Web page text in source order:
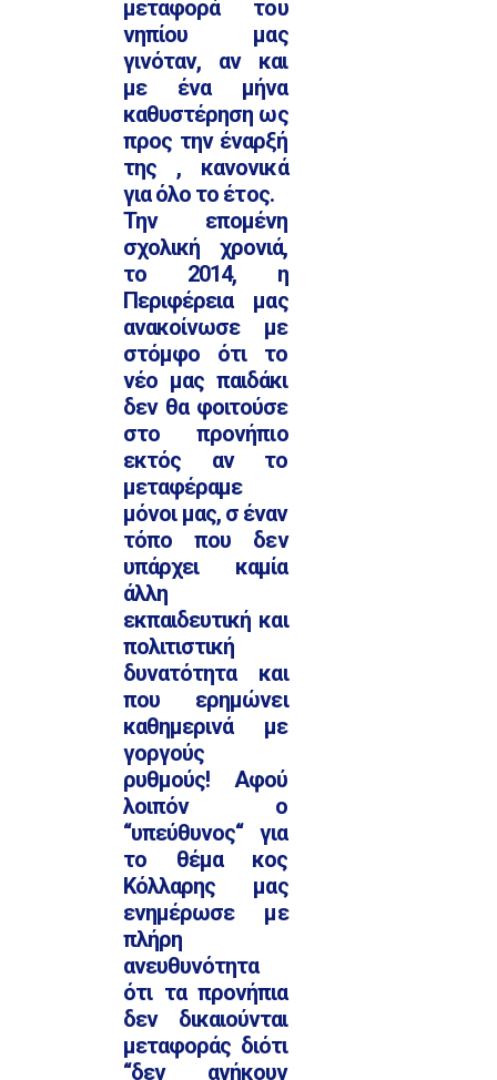
μεταφορά του
νηπίου μας
γινόταν, αν και
με ένα μήνα
καθυστέρηση ως
προς την έναρξή
της , κανονικά
για όλο το έτος.
Την επομένη
σχολική χρονιά,
το 2014, η
Περιφέρεια μας
ανακοίνωσε με
στόμφο ότι το
νέο μας παιδάκι
δεν θα φοιτούσε
στο προνήπιο
εκτός αν το
μεταφέραμε
μόνοι μας, σ έναν
τόπο που δεν
υπάρχει καμία
άλλη
εκπαιδευτική και
πολιτιστική
δυνατότητα και
που ερημώνει
καθημερινά με
γοργούς
ρυθμούς! Αφού
λοιπόν ο
‘‘υπεύθυνος‘‘ για
το θέμα κος
Κόλλαρης μας
ενημέρωσε με
πλήρη
ανευθυνότητα
ότι τα προνήπια
δεν δικαιούνται
μεταφοράς διότι
‘‘δεν ανήκουν